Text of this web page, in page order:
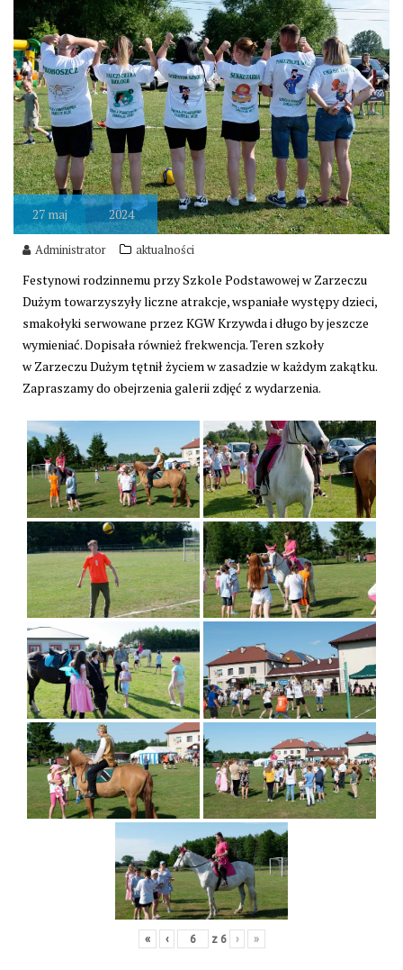
27 maj 2024
Administrator aktualności
Festynowi rodzinnemu przy Szkole Podstawowej w Zarzeczu
Dużym towarzyszyły liczne atrakcje, wspaniałe występy dzieci,
smakołyki serwowane przez KGW Krzywda i długo by jeszcze
wymieniać. Dopisała również frekwencja. Teren szkoły
w Zarzeczu Dużym tętnił życiem w zasadzie w każdym zakątku.
Zapraszamy do obejrzenia galerii zdjęć z wydarzenia.
« ‹ z 6 › »